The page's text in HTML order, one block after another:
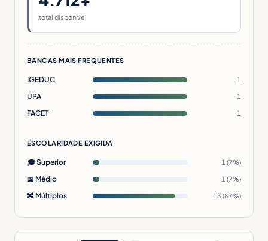
total disponível
BANCAS MAIS FREQUENTES
IGEDUC 1
UPA 1
FACET 1
ESCOLARIDADE EXIGIDA
🎓 Superior 1 (7%)
📖 Médio 1 (7%)
🔀 Múltiplos 13 (87%)